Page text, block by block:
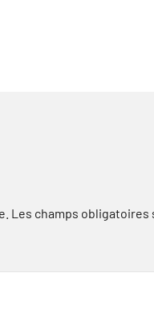
Les champs obligatoires